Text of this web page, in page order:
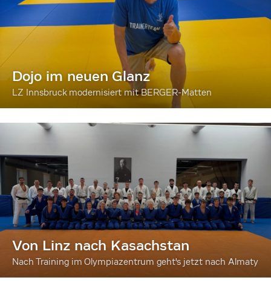
Dojo im neuen Glanz
LZ Innsbruck modernisiert mit BERGER-Matten
Von Linz nach Kasachstan
Nach Training im Olympiazentrum geht's jetzt nach Almaty